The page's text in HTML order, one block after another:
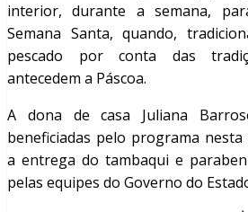
interior, durante a semana,
Semana Santa, quando,
pescado por conta das
antecedem a Páscoa.
A dona de casa Juliana
beneficiadas pelo programa nesta
a entrega do tambaqui e
pelas equipes do Governo do